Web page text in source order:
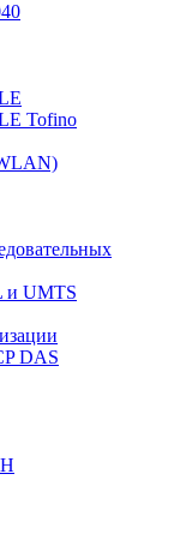
Tofino
и UMTS
DAS